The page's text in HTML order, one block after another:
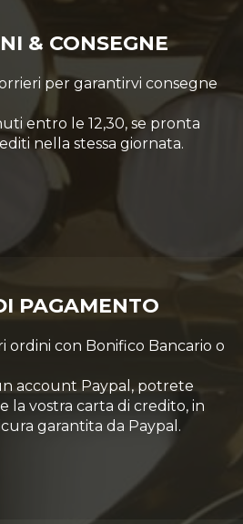
& CONSEGNE
per garantirvi consegne
entro le 12,30, se pronta
nella stessa giornata.
PAGAMENTO
ordini con Bonifico Bancario o
account Paypal, potrete
la vostra carta di credito, in
garantita da Paypal.